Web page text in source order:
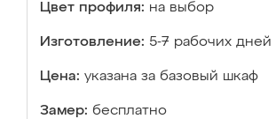
Цвет профиля: на выбор
Изготовление: 5-7 рабочих дней
Цена: указана за базовый шкаф
Замер: бесплатно